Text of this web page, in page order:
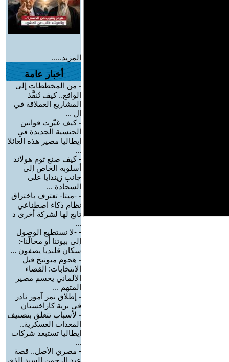
المزيد.....
أخبار عامة
- من المخططات إلى
الواقع.. كيف تُنفَّذ
المشاريع العملاقة في
ال ...
-كيف غيّرت قوانين
الجنسية الجديدة في
إيطاليا مصير هذه العائلا
...
-كيف صنع توم هولاند
أسلوبه الخاص إلى
جانب زيندايا على
السجادة ...
- -ميتا- تعترف باختراق
نظام ذكاء اصطناعي
تابع لها لشركة أخرى د
...
- -لا نستطيع الوصول
إلى بيوتنا أو محالّنا-:
سكان قلنديا يصفون ...
- هجوم ميونيخ قبل
الانتخابات: القضاء
الألماني يحسم مصير
المتهم ...
- إطلاق نمر آمور نادر
في برية كازاخستان
- لأسباب تتعلق بتصنيف
المعدات العسكرية..
إيطاليا تستبعد شركات
...
- مصري الأصل.. قصة
عبد الرحمن السيد الذي